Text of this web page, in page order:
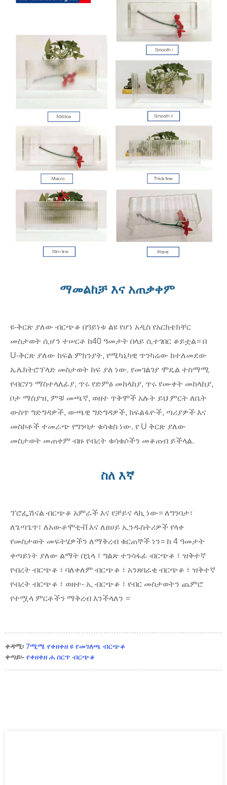
ማመልከቻ እና አጠቃቀም
ዩ-ቅርጽ ያለው ብርጭቆ በዓይነቱ ልዩ የሆነ አዲስ የአርክቴክቸር
መስታወት ሲሆን ተሠርቶ ከ40 ዓመታት በላይ ሲተገበር ቆይቷል። በ
U-ቅርጽ ያለው ክፍል ምክንያት, የሜካኒካዊ ጥንካሬው ከተለመደው
ኤሌክትሮፕላድ መስታወት ከፍ ያለ ነው. የመገልገያ ሞዴል ተስማሚ
የብርሃን ማስተላለፊያ, ጥሩ የድምፅ መከላከያ, ጥሩ የሙቀት መከላከያ,
ቦታ ማስያዝ, ምቹ መጫኛ, ወዘተ ጥቅሞች አሉት ይህ ምርት ለቤት
ውስጥ ግድግዳዎች, ውጫዊ ግድግዳዎች, ክፍልፋዮች, ጣሪያዎች እና
መስኮቶች ተመራጭ የግንባታ ቁሳቁስ ነው. የ U ቅርጽ ያለው
መስታወት መጠቀም ብዙ የብረት ቁሳቁሶችን መቆጠብ ይችላል.
ስለ እኛ
ፕሮፌሽናል ብርጭቆ አምራች እና የቻይና ላኪ ነው። ለግንባታ፣
ለጌጣጌጥ፣ ለአውቶሞቲቭ እና ለፀሀይ ኢንዱስትሪዎች የላቀ
የመስታወት መፍትሄዎችን ለማቅረብ ቁርጠኞች ነን። ከ 4 ዓመታት
ቀጣይነት ያለው ልማት በኋላ ፣ ግልጽ ተንሳፋፊ ብርጭቆ ፣ ዝቅተኛ
የብረት ብርጭቆ ፣ ባለቀለም ብርጭቆ ፣ አንጸባራቂ ብርጭቆ ፣ ዝቅተኛ
የብረት ብርጭቆ ፣ ወዘተ- ኢ ብርጭቆ ፣ የብር መስታወትን ጨምሮ
የተሟላ ምርቶችን ማቅረብ እንችላለን ።
ቀዳሚ፡ 7ሚሜ የቀዘቀዘ ዩ የመገለጫ ብርጭቆ
ቀጣይ፡- የቀዘቀዘ ሐ ሰርጥ ብርጭቆ